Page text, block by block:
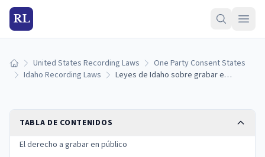
RL
Inicio United States Recording Laws
One Party Consent States
Idaho Recording Laws
Leyes de Idaho sobre grabar en lugares públicos: derechos de fotografía, filmación y audio (2026)
TABLA DE CONTENIDOS
El derecho a grabar en público